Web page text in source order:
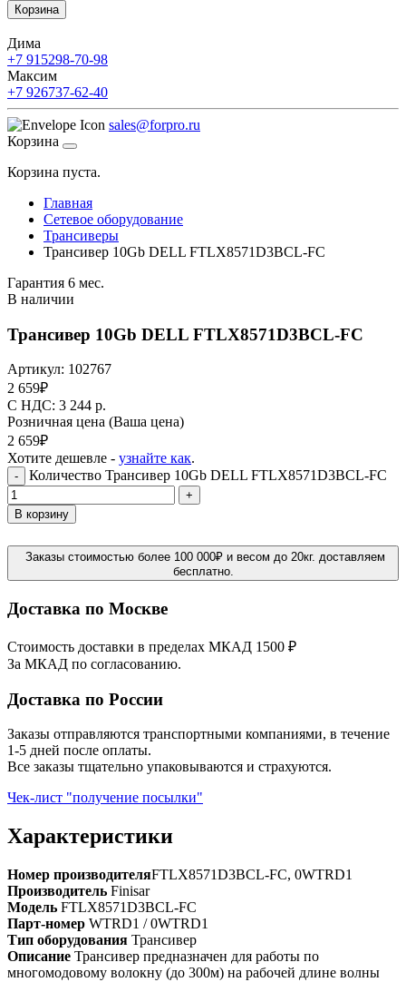
Корзина
Дима
+7 915298-70-98
Максим
+7 926737-62-40
sales@forpro.ru
Корзина
Корзина пуста.
Главная
Сетевое оборудование
Трансиверы
Трансивер 10Gb DELL FTLX8571D3BCL-FC
Гарантия 6 мес.
В наличии
Трансивер 10Gb DELL FTLX8571D3BCL-FC
Артикул: 102767
2 659₽
C НДС: 3 244 р.
Розничная цена (Ваша цена)
2 659₽
Хотите дешевле - узнайте как.
- Количество Трансивер 10Gb DELL FTLX8571D3BCL-FC
+
В корзину
Заказы стоимостью более 100 000₽ и весом до 20кг. доставляем
бесплатно.
Доставка по Москве
Стоимость доставки в пределах МКАД 1500 ₽
За МКАД по согласованию.
Доставка по России
Заказы отправляются транспортными компаниями, в течение
1-5 дней после оплаты.
Все заказы тщательно упаковываются и страхуются.
Чек-лист "получение посылки"
Характеристики
Номер производителяFTLX8571D3BCL-FC, 0WTRD1
Производитель Finisar
Модель FTLX8571D3BCL-FC
Парт-номер WTRD1 / 0WTRD1
Тип оборудования Трансивер
Описание Трансивер предназначен для работы по
многомодовому волокну (до 300м) на рабочей длине волны